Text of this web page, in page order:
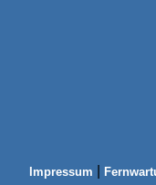
Impressum